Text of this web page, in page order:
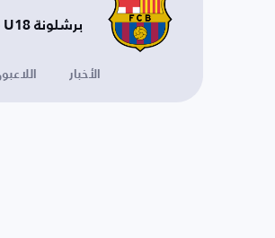
برشلونة U18 - إسبانيا
الأخبار